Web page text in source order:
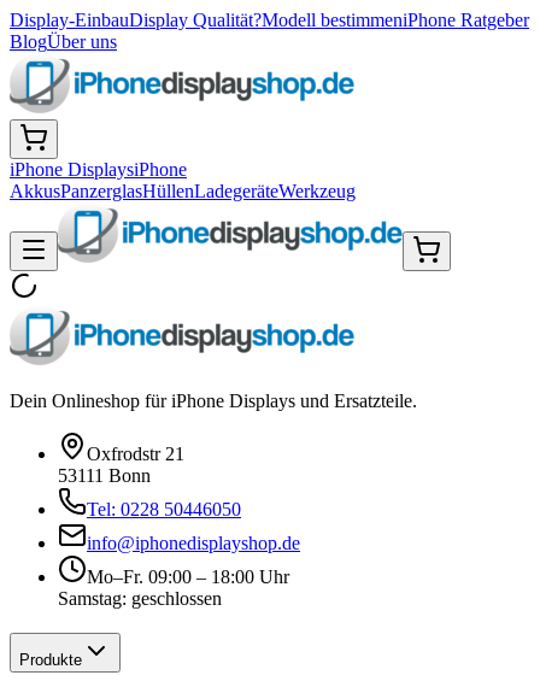
Display-EinbauDisplay Qualität?Modell bestimmeniPhone Ratgeber
BlogÜber uns
iPhone DisplaysiPhone
AkkusPanzerglasHüllenLadegeräteWerkzeug
Dein Onlineshop für iPhone Displays und Ersatzteile.
Oxfrodstr 21
53111 Bonn
Tel: 0228 50446050
info@iphonedisplayshop.de
Mo–Fr. 09:00 – 18:00 Uhr
Samstag: geschlossen
Produkte